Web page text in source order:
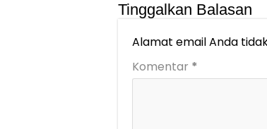
Tinggalkan Balasan
Alamat email Anda
Komentar *